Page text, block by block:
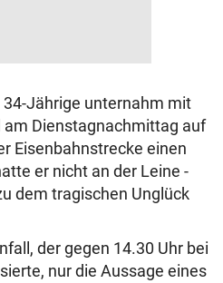
Jährige unternahm mit
Dienstagnachmittag auf
Eisenbahnstrecke einen
er nicht an der Leine -
dem tragischen Unglück
der gegen 14.30 Uhr bei
nur die Aussage eines